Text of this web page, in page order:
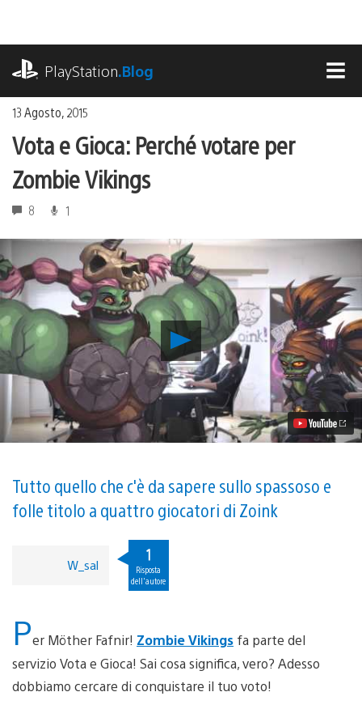
contenuto
PlayStation.Blog
13 Agosto, 2015
Vota e Gioca: Perché votare per
Zombie Vikings
8 1
Riproduci
video
Vota
e
Gioca:
Perché
votare
per
Tutto quello che c'è da sapere sullo spassoso e
folle titolo a quattro giocatori di Zoink
W_sal
1
Risposta
dell'autore
Per Möther Fafnir! Zombie Vikings fa parte del
servizio Vota e Gioca! Sai cosa significa, vero? Adesso
dobbiamo cercare di conquistare il tuo voto!